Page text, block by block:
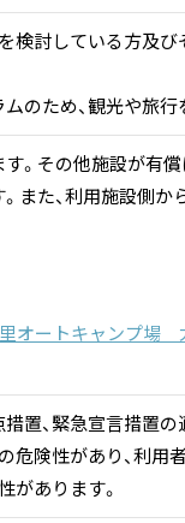
討している方及び
ため、観光や旅行
。その他施設が有
また、利用施設側か
里オートキャンプ場
置、緊急宣言措置
危険性があり、利
があります。